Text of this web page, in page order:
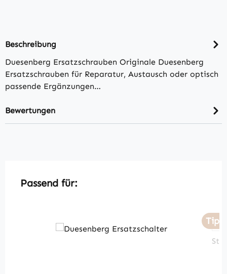
Beschreibung
Duesenberg Ersatzschrauben Originale Duesenberg
Ersatzschrauben für Reparatur, Austausch oder optisch
passende Ergänzungen…
Bewertungen
Produktgalerie überspringen
Passend für:
Tipp